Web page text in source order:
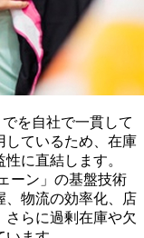
を自社で一貫して
しているため、在庫
に直結します。
ーン」の基盤技術
、物流の効率化、店
らに過剰在庫や欠